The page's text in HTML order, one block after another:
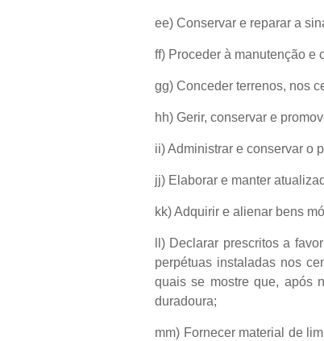
ee) Conservar e reparar a
ff) Proceder à manutenção e
gg) Conceder terrenos, nos
hh) Gerir, conservar e
ii) Administrar e conservar o
jj) Elaborar e manter
kk) Adquirir e alienar bens
ll) Declarar prescritos a
perpétuas instaladas nos
quais se mostre que, após
duradoura;
mm) Fornecer material de